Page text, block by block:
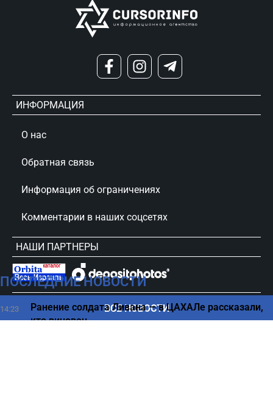
ПОСЛЕДНИЕ НОВОСТИ
14:23
Ранение солдата Ливана — в ЦАХАЛе рассказали,
кто виновен
ВСЕ НОВОСТИ
ИНФОРМАЦИЯ
О нас
Обратная связь
Информация об ограничениях
Комментарии в наших соцсетях
НАШИ ПАРТНЕРЫ
сursorinfo.co.il © Все права защищены